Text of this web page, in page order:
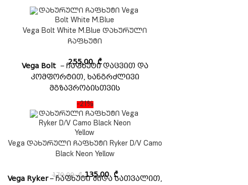
Vega Bolt White M.Blue დახურული
ჩაფხუტი
255,00₾
Vega Bolt– ჩაფხუტი დაცვით და
კომფორტით, ხანგრძლივი
მგზავრობისთვის
-21%
Vega დახურული ჩაფხუტი Ryker D/V Camo
Black Neon Yellow
170,00₾ 135,00 ₾
Vega Ryker– ჩაფხუტი შიდა სათვალით,